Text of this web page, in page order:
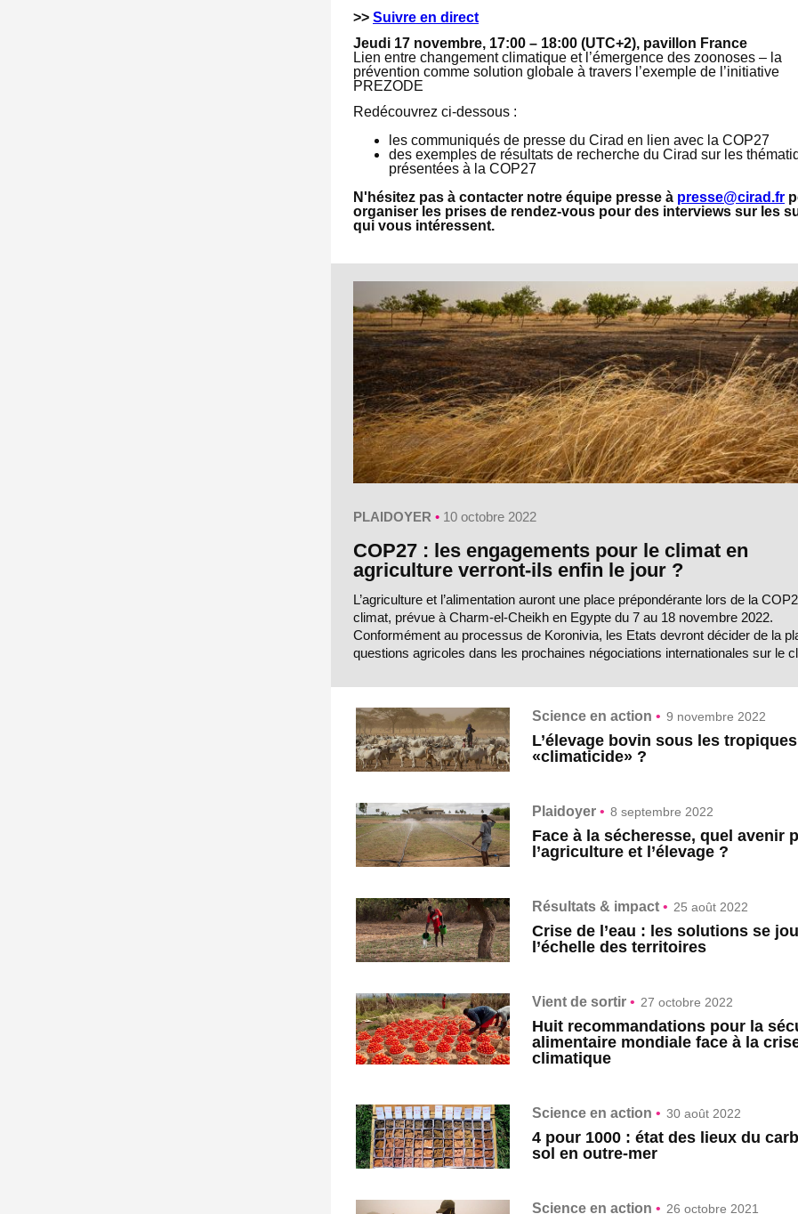
>> Suivre en direct
Jeudi 17 novembre, 17:00 – 18:00 (UTC+2), pavillon France
Lien entre changement climatique et l’émergence des zoonoses – la
prévention comme solution globale à travers l’exemple de l’initiative
PREZODE
Redécouvrez ci-dessous :
les communiqués de presse du Cirad en lien avec la COP27
des exemples de résultats de recherche du Cirad sur les
présentées à la COP27
N'hésitez pas à contacter notre équipe presse à presse@cirad.fr
organiser les prises de rendez-vous pour des interviews sur les
qui vous intéressent.
PLAIDOYER • 10 octobre 2022
COP27 : les engagements pour le climat en
agriculture verront-ils enfin le jour ?
L’agriculture et l’alimentation auront une place prépondérante lors de la
climat, prévue à Charm-el-Cheikh en Egypte du 7 au 18 novembre 2022.
Conformément au processus de Koronivia, les Etats devront décider de la
questions agricoles dans les prochaines négociations internationales sur le
Science en action • 9 novembre 2022
L’élevage bovin sous les tropiques
«climaticide» ?
Plaidoyer • 8 septembre 2022
Face à la sécheresse, quel avenir
l’agriculture et l’élevage ?
Résultats & impact • 25 août 2022
Crise de l’eau : les solutions se
l’échelle des territoires
Vient de sortir • 27 octobre 2022
Huit recommandations pour la
alimentaire mondiale face à la
climatique
Science en action • 30 août 2022
4 pour 1000 : état des lieux du
sol en outre-mer
Science en action • 26 octobre 2021